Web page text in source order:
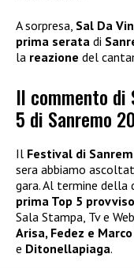
A sorpresa, Sal Da
prima serata di
la reazione del
Il commento di
5 di Sanremo
Il Festival di
sera abbiamo
gara. Al termine della
prima Top 5
Sala Stampa, Tv e
Arisa, Fedez e
e Ditonellapiaga.